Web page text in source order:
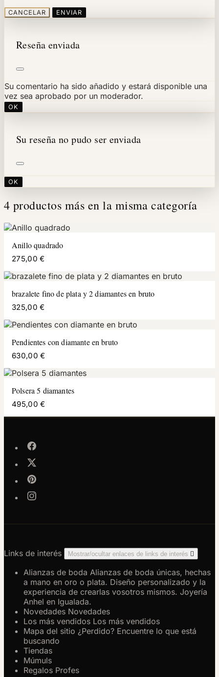
CANCELAR ENVIAR
Reseña enviada
Su comentario ha sido añadido y estará disponible una
vez sea aprobado por un moderador.
OK
Su reseña no pudo ser enviada
OK
4 productos más en la misma categoría
Anillo quadrado
275,00 €
brazalete fino de plata y 2 diamantes en bruto
325,00 €
Pendientes con diamante en bruto
630,00 €
Polsera 5 diamantes
495,00 €
Links de interés Mostrar/ocultar enlaces de links de interés 
Alianzas de boda Alianzas de boda únicas, hechas
a mano en oro o plata. Diseño personalizado y la
experiencia de crearlas vosotros mismos. Joyería
Anhel en Igualada.
Novedades Novedades
Los más vendidos Los más vendidos
Mapa del sitio ¿Perdido? Encuentre lo que está
buscando
Tiendas
Múmuls
Regalos Profes